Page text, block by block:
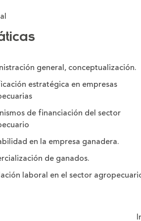
general, conceptualización.
estratégica en empresas
de financiación del sector
en la empresa ganadera.
de ganados.
laboral en el sector